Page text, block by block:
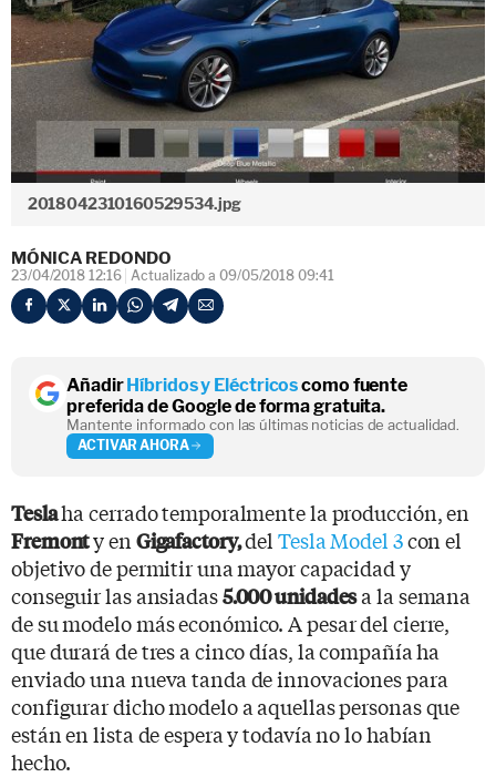
2018042310160529534.jpg
MÓNICA REDONDO
23/04/2018 12:16 Actualizado a 09/05/2018 09:41
AñadirHíbridos y Eléctricoscomo fuente
preferida de Google de forma gratuita.
Mantente informado con las últimas noticias de actualidad.
ACTIVAR AHORA
Teslaha cerrado temporalmente la producción, en
Fremonty en Gigafactory,delTesla Model 3con el
objetivo de permitir una mayor capacidad y
conseguir las ansiadas5.000 unidadesa la semana
de su modelo más económico. A pesar del cierre,
que durará de tres a cinco días, la compañía ha
enviado una nueva tanda de innovaciones para
configurar dicho modelo a aquellas personas que
están en lista de espera y todavía no lo habían
hecho.